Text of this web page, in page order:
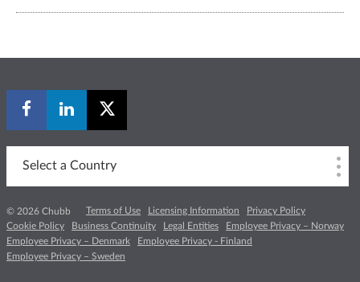
Select a Country
© 2026 Chubb Terms of Use Licensing Information
Privacy Policy
Cookie Policy
Business Continuity Legal Entities
Employee Privacy – Norway
Employee Privacy – Denmark
Employee Privacy - Finland
Employee Privacy – Sweden